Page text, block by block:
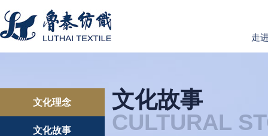
走
文化理念
文化故事
文化故事
CULTURAL